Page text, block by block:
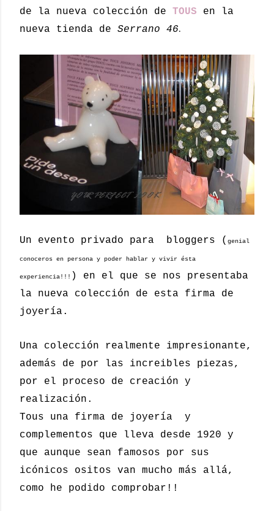
de la nueva colección de TOUS en la
nueva tienda de Serrano 46.
Un evento privado para bloggers ( genial
conoceros en persona y poder hablar y vivir ésta
experiencia!!! ) en el que se nos presentaba
la nueva colección de esta firma de
joyería.
Una colección realmente impresionante,
además de por las increibles piezas,
por el proceso de creación y
realización.
Tous una firma de joyería y
complementos que lleva desde 1920 y
que aunque sean famosos por sus
icónicos ositos van mucho más allá,
como he podido comprobar!!